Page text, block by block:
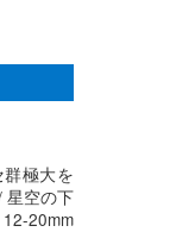
極大を
星空の下
20mm